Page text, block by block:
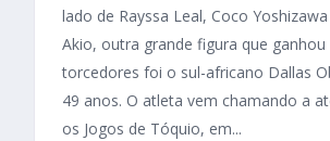
lado de Rayssa Leal, Coco
Akio, outra grande figura que
torcedores foi o sul-africano Dallas
49 anos. O atleta vem chamando a
os Jogos de Tóquio, em...